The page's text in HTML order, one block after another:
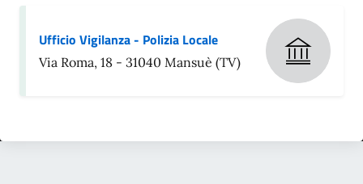
Ufficio Vigilanza - Polizia Locale
Via Roma, 18 - 31040 Mansuè (TV)